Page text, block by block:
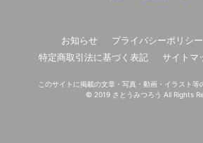
お知らせ プライバシーポリシー
特定商取引法に基づく表記
サイトマ
このサイトに掲載の文章・写真・動画・イラスト等
© 2019 さとうみつろう All Rights